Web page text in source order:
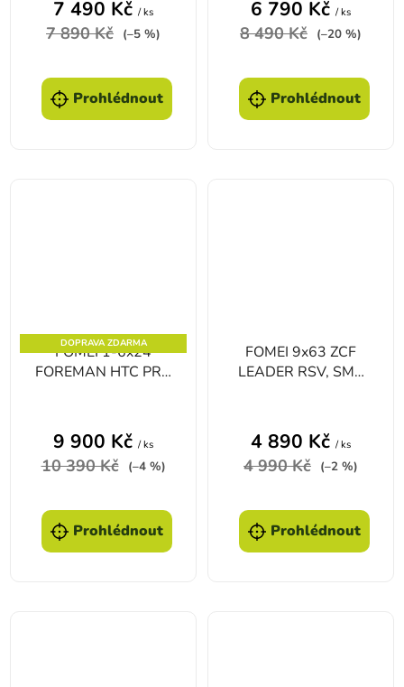
7 490 Kč / ks
7 890 Kč (–5 %)
Prohlédnout
6 790 Kč / ks
8 490 Kč (–20 %)
Prohlédnout
DOPRAVA ZDARMA
FOMEI 1-6x24
FOREMAN HTC PRO
9 900 Kč / ks
10 390 Kč (–4 %)
Prohlédnout
FOMEI 9x63 ZCF
LEADER RSV, SMC
4 890 Kč / ks
4 990 Kč (–2 %)
Prohlédnout